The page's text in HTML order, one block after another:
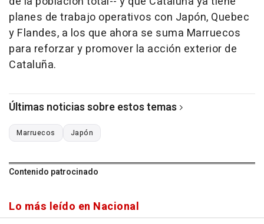
planes de trabajo operativos con Japón, Quebec
y Flandes, a los que ahora se suma Marruecos
para reforzar y promover la acción exterior de
Cataluña.
Últimas noticias sobre estos temas
Marruecos Japón
Contenido patrocinado
Lo más leído en Nacional